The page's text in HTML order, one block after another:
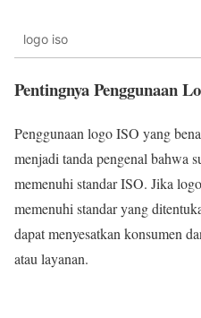
logo iso
Pentingnya Penggunaan
Penggunaan logo ISO yang
menjadi tanda pengenal bahwa
memenuhi standar ISO. Jika
memenuhi standar yang
dapat menyesatkan konsumen
atau layanan.